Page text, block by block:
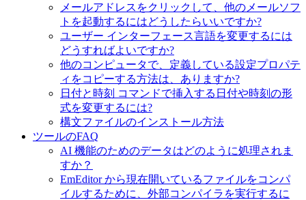
メールアドレスをクリックして、他のメールソフ
トを起動するにはどうしたらいいですか?
ユーザー インターフェース言語を変更するには
どうすればよいですか?
他のコンピュータで、定義している設定プロパテ
ィをコピーする方法は、ありますか?
日付と時刻 コマンドで挿入する日付や時刻の形
式を変更するには?
構文ファイルのインストール方法
ツールのFAQ
AI 機能のためのデータはどのように処理されま
すか？
EmEditor から現在開いているファイルをコンパ
イルするために、外部コンパイラを実行するに